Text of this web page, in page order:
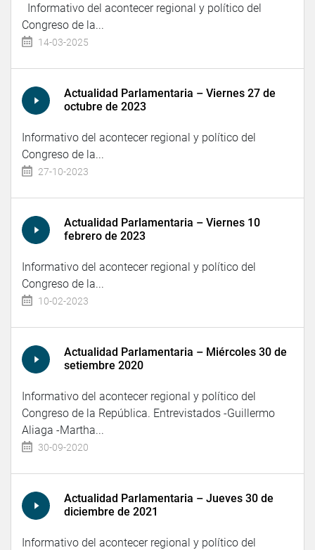
Informativo del acontecer regional y político del
Congreso de la...
14-03-2025
Actualidad Parlamentaria – Viernes 27 de
octubre de 2023
Informativo del acontecer regional y político del
Congreso de la...
27-10-2023
Actualidad Parlamentaria – Viernes 10
febrero de 2023
Informativo del acontecer regional y político del
Congreso de la...
10-02-2023
Actualidad Parlamentaria – Miércoles 30 de
setiembre 2020
Informativo del acontecer regional y político del
Congreso de la República. Entrevistados -Guillermo
Aliaga -Martha...
30-09-2020
Actualidad Parlamentaria – Jueves 30 de
diciembre de 2021
Informativo del acontecer regional y político del